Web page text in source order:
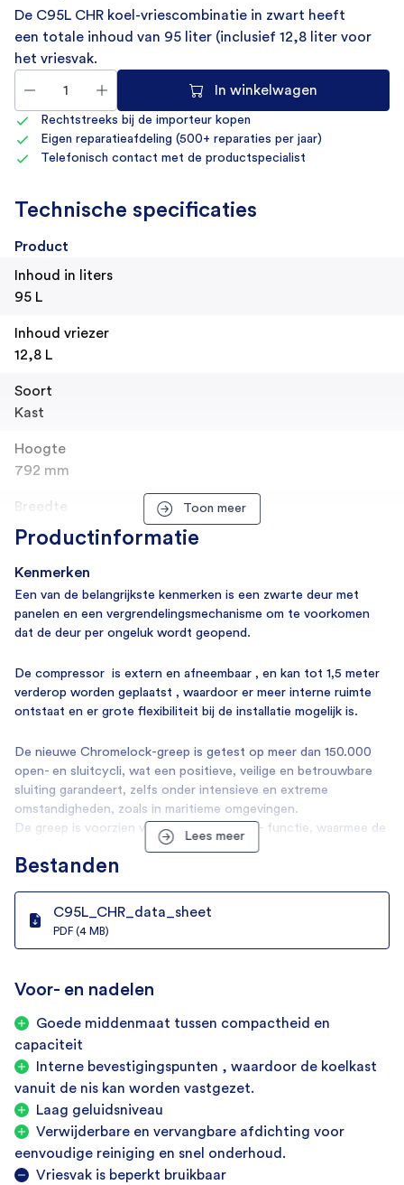
De C95L CHR koel-vriescombinatie in zwart heeft
een totale inhoud van 95 liter (inclusief 12,8 liter voor
het vriesvak.
In winkelwagen
Rechtstreeks bij de importeur kopen
Eigen reparatieafdeling (500+ reparaties per jaar)
Telefonisch contact met de productspecialist
Technische specificaties
Product
Inhoud in liters
95 L
Inhoud vriezer
12,8 L
Soort
Kast
Hoogte
792 mm
Breedte
485 mm
Diepte
473 mm
Gewicht
EAN
8053670656420
Vitrifrigo
Verbruik
Aansluitspanning
12/24 Volt
Energieverbruik
45 Watt
Binnenverlichting
Deksel/deur vergrendeling
Deur met omkeerbare opening
Koeling
Toon meer
Productinformatie
Kenmerken
Een van de belangrijkste kenmerken is een zwarte deur met
panelen en een vergrendelingsmechanisme om te voorkomen
dat de deur per ongeluk wordt geopend.
De compressor is extern en afneembaar , en kan tot 1,5 meter
verderop worden geplaatst , waardoor er meer interne ruimte
ontstaat en er grote flexibiliteit bij de installatie mogelijk is.
De nieuwe Chromelock-greep is getest op meer dan 150.000
open- en sluitcycli, wat een positieve, veilige en betrouwbare
sluiting garandeert, zelfs onder intensieve en extreme
omstandigheden, zoals in maritieme omgevingen.
De greep is voorzien van de Vent Position- functie, waarmee de
deur op een kier kan worden gehouden wanneer deze niet in
gebruik is, waardoor schimmelvorming en onaangename geuren
Lees meer
Bestanden
C95L_CHR_data_sheet
PDF (4 MB)
Voor- en nadelen
Goede middenmaat tussen compactheid en
capaciteit
Interne bevestigingspunten , waardoor de koelkast
vanuit de nis kan worden vastgezet.
Laag geluidsniveau
Verwijderbare en vervangbare afdichting voor
eenvoudige reiniging en snel onderhoud.
Vriesvak is beperkt bruikbaar